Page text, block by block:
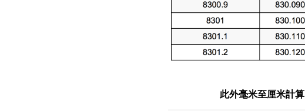
此外毫米至厘米計算